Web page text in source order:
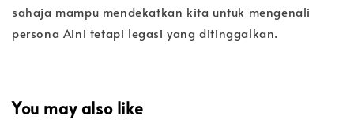
sahaja mampu mendekatkan kita untuk mengenali
persona Aini tetapi legasi yang ditinggalkan.
You may also like